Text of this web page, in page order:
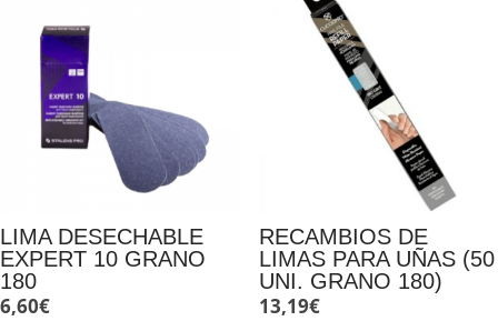
LIMA DESECHABLE
EXPERT 10 GRANO
180
6,60€
RECAMBIOS DE
LIMAS PARA UÑAS (50
UNI. GRANO 180)
13,19€